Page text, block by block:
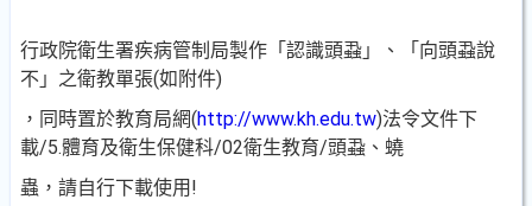
行政院衛生署疾病管制局製作「認識頭蝨」、「向頭蝨說
不」之衛教單張(如附件)
，同時置於教育局網(http://www.kh.edu.tw)法令文件下
載/5.體育及衛生保健科/02衛生教育/頭蝨、蟯
蟲，請自行下載使用!